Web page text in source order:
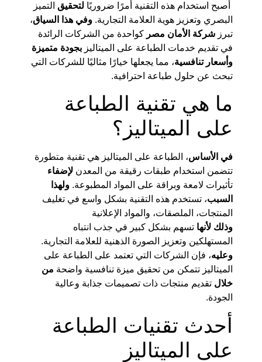
أصبح استخدام هذه التقنية أمرًا ضروريًا لتحقيق التميز
البصري وتعزيز هوية العلامة التجارية. وفي هذا السياق،
تبرز شركة الأمان مصر كواحدة من الشركات الرائدة
في تقديم خدمات الطباعة على الميتاليز بجودة متميزة
وأسعار تنافسية، مما يجعلها خيارًا مثاليًا للشركات التي
تبحث عن حلول طباعة احترافية.
ما هي تقنية الطباعة
على الميتاليز؟
في الأساس، الطباعة على الميتاليز هي تقنية متطورة
تتضمن استخدام طبقات رقيقة من المعدن لإضفاء
تأثيرات لامعة وبراقة على المواد المطبوعة. ولهذا
السبب، تستخدم هذه التقنية بشكل واسع في تغليف
المنتجات، الملصقات، والمواد الإعلانية
وذلك لأنها تسهم بشكل كبير في جذب انتباه
المستهلكين وتعزيز الصورة الذهنية للعلامة التجارية.
وعليه، فإن الشركات التي تعتمد على الطباعة على
الميتاليز تتمكن من تحقيق ميزة تنافسية واضحة من
خلال تقديم منتجات ذات تصميمات جذابة وعالية
الجودة.
أحدث تقنيات الطباعة
على الميتاليز